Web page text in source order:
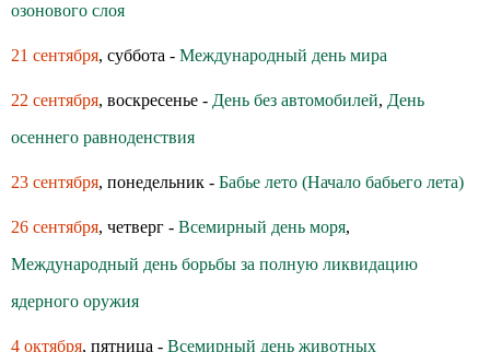
озонового слоя
21 сентября, суббота - Международный день мира
22 сентября, воскресенье - День без автомобилей, День
осеннего равноденствия
23 сентября, понедельник - Бабье лето (Начало бабьего лета)
26 сентября, четверг - Всемирный день моря,
Международный день борьбы за полную ликвидацию
ядерного оружия
4 октября, пятница - Всемирный день животных